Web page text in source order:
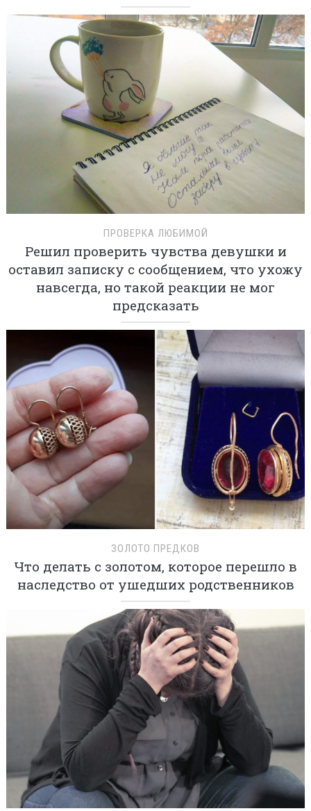
ПРОВЕРКА ЛЮБИМОЙ
Решил проверить чувства девушки и
оставил записку с сообщением, что ухожу
навсегда, но такой реакции не мог
предсказать
ЗОЛОТО ПРЕДКОВ
Что делать с золотом, которое перешло в
наследство от ушедших родственников